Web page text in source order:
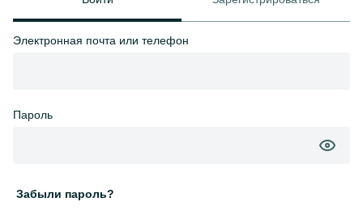
Электронная почта или телефон
Пароль
Забыли пароль?